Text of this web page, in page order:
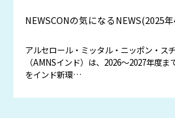
NEWSCONの気になるNEWS(2025年
アルセロール・ミッタル・ニッポン・ス
（AMNSインド）は、2026～2027年度
をインド新環…